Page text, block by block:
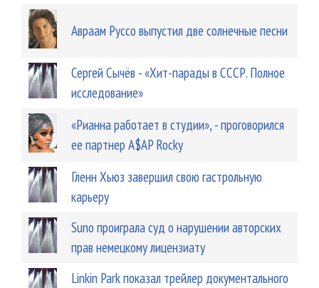
Авраам Руссо выпустил две солнечные песни
Сергей Сычёв - «Хит-парады в СССР. Полное
исследование»
«Рианна работает в студии», - проговорился
ее партнер A$AP Rocky
Гленн Хьюз завершил свою гастрольную
карьеру
Suno проиграла суд о нарушении авторских
прав немецкому лицензиату
Linkin Park показал трейлер документального